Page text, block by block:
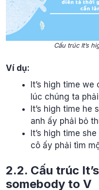
Cấu trúc It’s
Ví dụ:
It’s high time
lúc chúng ta
It’s high time he
anh ấy phải bỏ
It’s high time
cô ấy phải tìm
2.2. Cấu trúc
somebody to V